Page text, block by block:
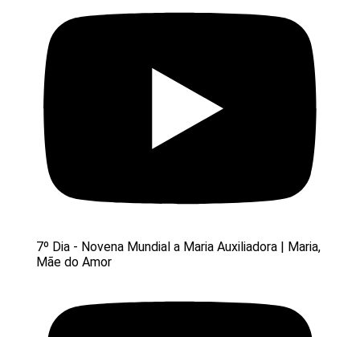
7º Dia - Novena Mundial a Maria Auxiliadora | Maria,
Mãe do Amor